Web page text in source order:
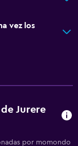
vez los
Jurere
por momondo